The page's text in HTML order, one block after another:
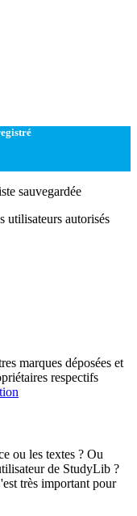
sauvegardée
utilisateurs autorisés
marques déposées et
respectifs
ou les textes ? Ou
de StudyLib ?
très important pour